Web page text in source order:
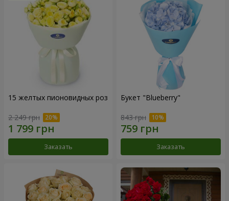
15 желтых пионовидных роз
2 249 грн
Заказать
Букет "Blueberry"
843 грн
Заказать